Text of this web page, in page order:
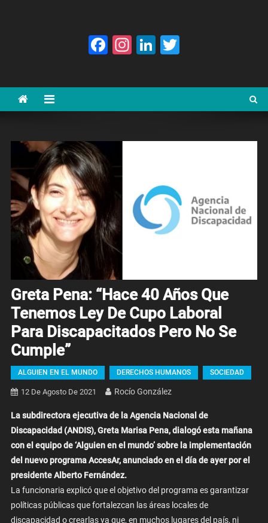
Facebook
Instagram
LinkedIn
Greta Pena: “Hace 40 Años Que
Tenemos Ley De Cupo Laboral
Para Discapacitados Pero No Se
Cumple”
ALGUIEN EN EL MUNDO DERECHOS HUMANOS SOCIEDAD
12 De Agosto De 2021 Rocío González
La subdirectora ejecutiva de la Agencia Nacional de
Discapacidad (ANDIS), Greta Marisa Pena, dialogó esta mañana
con el equipo de ‘Alguien en el mundo’ sobre la implementación
del nuevo programa AccesAr, anunciado en el día de ayer por el
presidente Alberto Fernández.
La funcionaria explicó que el objetivo del programa es garantizar
políticas públicas que fortalezcan las áreas locales de
discapacidad o crearlas ya que, en muchos lugares del país, ni